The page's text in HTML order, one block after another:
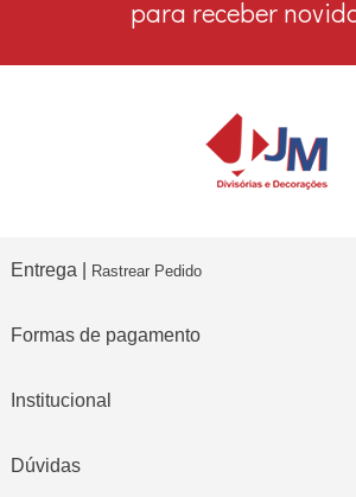
para receber
Entrega | Rastrear Pedido
Formas de pagamento
Institucional
Dúvidas